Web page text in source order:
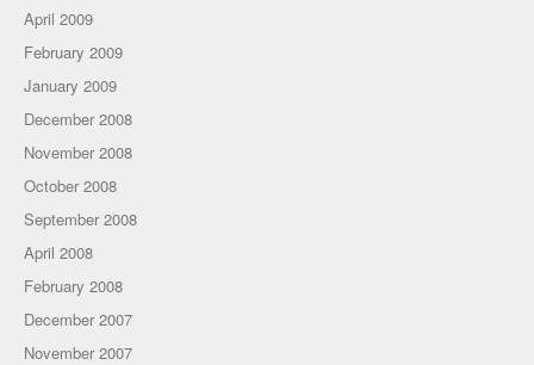
April 2009
February 2009
January 2009
December 2008
November 2008
October 2008
September 2008
April 2008
February 2008
December 2007
November 2007